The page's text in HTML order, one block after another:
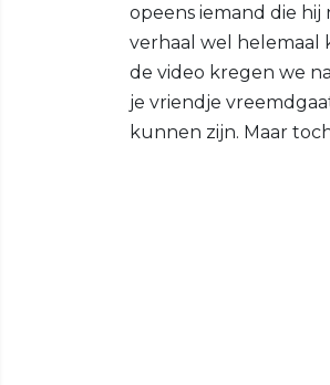
opeens iemand die
verhaal wel helemaal
de video kregen we
je vriendje
kunnen zijn. Maar